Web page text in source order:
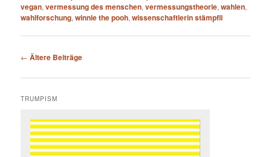
vegan,vermessung des menschen,vermessungstheorie,wahlen,
wahlforschung,winnie the pooh,wissenschaftlerin stämpfli
Beitragsnavigation
← Ältere Beiträge
TRUMPISM